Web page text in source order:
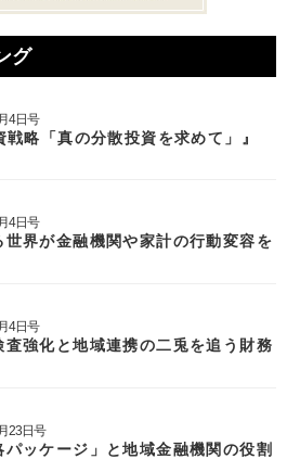
グ
4日号
戦略「真の分散投資を求めて」』
4日号
界が金融機関や家計の行動変容を
4日号
強化と地域連携の二兎を追う財務
23日号
パッケージ」と地域金融機関の役割